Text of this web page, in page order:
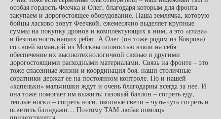
особая гордость Феечка и Олег, благодаря которым для фронта
закупаем и дорогостоящее оборудование. Наша землячка, которую
бойцы ласково зовут Феечкой, ежемесячно выделяет крупные
суммы на покупку дронов и комплектующих к ним, а это «глаза»
и безопасность наших ребят. А Олег (он тоже родом из Коврова)
со своей командой из Москвы полностью взяли на себя
обеспечение их высокотехнологичной связью и другими
дорогостоящими расходными материалами. Связь на фронте – это
тоже спасенные жизни и координация боя, наши столичные
соратники держат ее на постоянном контроле. Но и нашей
«капельки» мальчишки ждут и очень благодарны всегда за нее. И
она тоже помогает им выжить: газовый баллон – согреть еду,
теплые носки – согреть ноги, окопные свечи – чуть-чуть согреть и
осветить блиндажи… Поэтому ТАМ любая помощь